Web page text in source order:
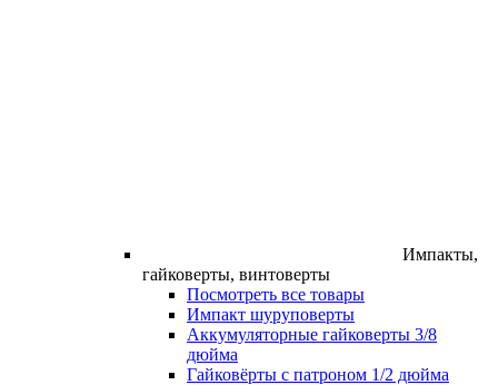
Импакты,
гайковерты, винтоверты
Посмотреть все товары
Импакт шуруповерты
Аккумуляторные гайковерты 3/8
дюйма
Гайковёрты с патроном 1/2 дюйма